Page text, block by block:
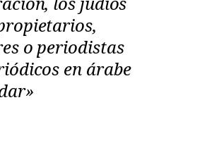
o periodistas
en árabe